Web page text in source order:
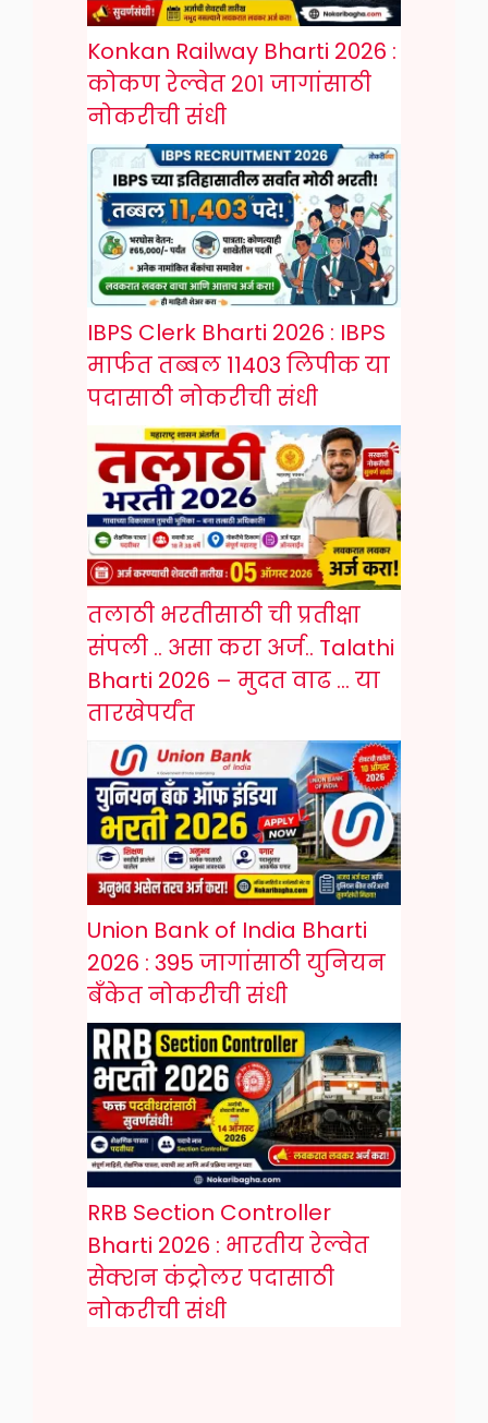
Konkan Railway Bharti 2026 :
कोकण रेल्वेत २०१ जागांसाठी
नोकरीची संधी
IBPS Clerk Bharti 2026 : IBPS
मार्फत तब्बल 11403 लिपीक या
पदासाठी नोकरीची संधी
तलाठी भरतीसाठी ची प्रतीक्षा
संपली .. असा करा अर्ज.. Talathi
Bharti 2026 – मुदत वाढ … या
तारखेपर्यंत
Union Bank of India Bharti
2026 : 395 जागांसाठी युनियन
बँकेत नोकरीची संधी
RRB Section Controller
Bharti 2026 : भारतीय रेल्वेत
सेक्शन कंट्रोलर पदासाठी
नोकरीची संधी